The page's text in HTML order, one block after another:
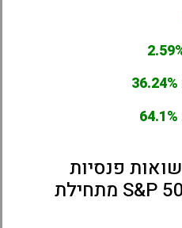
36.24%
64.1%
פנסיות
במסלול עוקב מדד S&P 500 מתחילת